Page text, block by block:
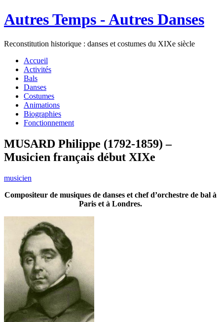
Autres Temps - Autres Danses
Reconstitution historique : danses et costumes du XIXe siècle
Accueil
Activités
Bals
Danses
Costumes
Animations
Biographies
Fonctionnement
MUSARD Philippe (1792-1859) –
Musicien français début XIXe
musicien
Compositeur de musiques de danses et chef d’orchestre de bal à
Paris et à Londres.